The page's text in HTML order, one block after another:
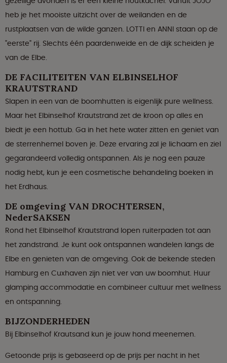
heb je het mooiste uitzicht over de weilanden en de
rustplaatsen van de wilde ganzen. LOTTI en ANNI staan ​​op de
"eerste" rij. Slechts één paardenweide en de dijk scheiden je
van de Elbe.
DE FACILITEITEN VAN ELBINSELHOF
KRAUTSTRAND
Slapen in een van de boomhutten is eigenlijk pure wellness.
Maar het Elbinselhof Krautstrand zet de kroon op alles en
biedt je een hottub. Ga in het hete water zitten en geniet van
de sterrenhemel boven je. Deze ervaring zal je lichaam en ziel
gegarandeerd volledig ontspannen. Als je nog een pauze
nodig hebt, kun je een cosmetische behandeling boeken in
het Erdhaus.
DE omgeving VAN DROCHTERSEN,
NederSAKSEN
Rond het Elbinselhof Krautstrand lopen ruiterpaden tot aan
het zandstrand. Je kunt ook ontspannen wandelen langs de
Elbe en genieten van de omgeving. Ook de bekende steden
Hamburg en Cuxhaven zijn niet ver van uw boomhut. Huur
glamping accommodatie en combineer cultuur met wellness
en ontspanning.
BIJZONDERHEDEN
Bij Elbinselhof Krautsand kun je jouw hond meenemen.
Getoonde prijs is gebaseerd op de prijs per nacht in het